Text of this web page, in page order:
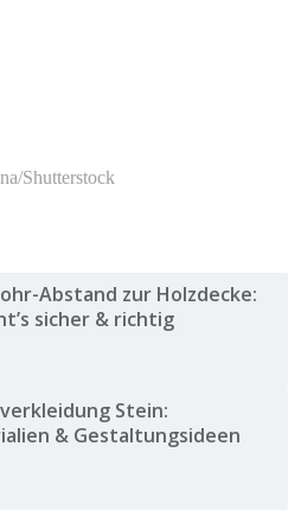
Shutterstock
Abstand zur Holzdecke:
sicher & richtig
Stein:
& Gestaltungsideen